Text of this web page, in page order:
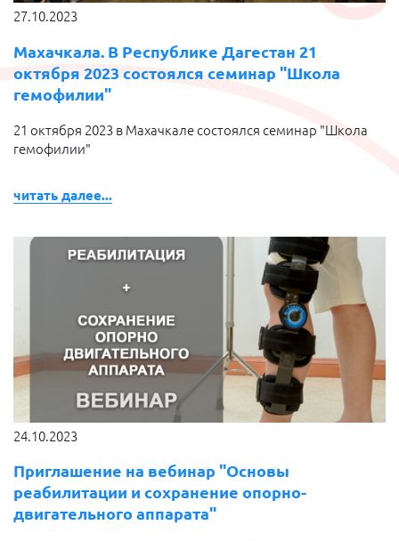
27.10.2023
Махачкала. В Республике Дагестан 21
октября 2023 состоялся семинар "Школа
гемофилии"
21 октября 2023 в Махачкале состоялся семинар "Школа
гемофилии"
читать далее...
24.10.2023
Приглашение на вебинар "Основы
реабилитации и сохранение опорно-
двигательного аппарата"